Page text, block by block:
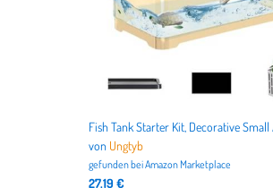
von Ungtyb
gefunden beiAmazon Marketplace
27,19 €